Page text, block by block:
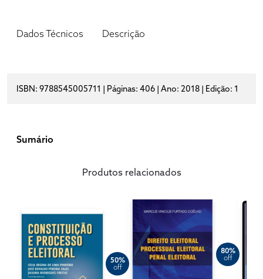
Dados Técnicos Descrição
ISBN: 9788545005711 | Páginas: 406 | Ano: 2018 | Edição: 1
Sumário
Produtos relacionados
50%
off
80%
off